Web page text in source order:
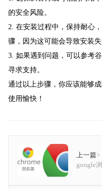
的安全风险。
2. 在安装过程中，保持耐心
骤，因为这可能会导致安装失
3. 如果遇到问题，可以参考
寻求支持。
通过以上步骤，你应该能够
使用愉快！
上一篇>
google